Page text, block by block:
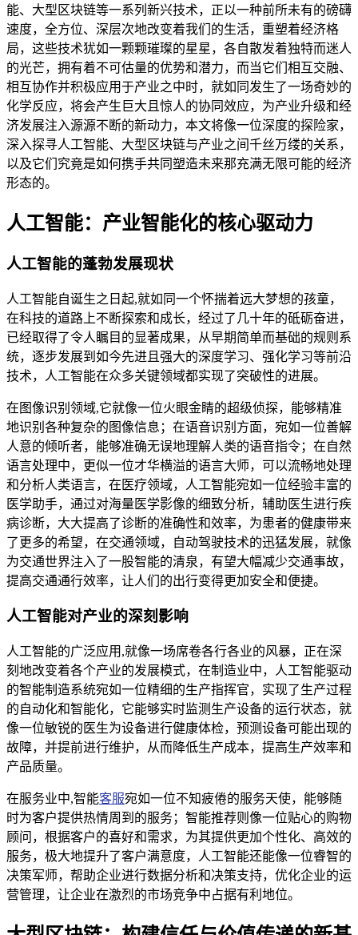
能、大型区块链等一系列新兴技术，正以一种前所未有的磅礴
速度，全方位、深层次地改变着我们的生活，重塑着经济格
局，这些技术犹如一颗颗璀璨的星星，各自散发着独特而迷人
的光芒，拥有着不可估量的优势和潜力，而当它们相互交融、
相互协作并积极应用于产业之中时，就如同发生了一场奇妙的
化学反应，将会产生巨大且惊人的协同效应，为产业升级和经
济发展注入源源不断的新动力，本文将像一位深度的探险家，
深入探寻人工智能、大型区块链与产业之间千丝万缕的关系，
以及它们究竟是如何携手共同塑造未来那充满无限可能的经济
形态的。
人工智能：产业智能化的核心驱动力
人工智能的蓬勃发展现状
人工智能自诞生之日起,就如同一个怀揣着远大梦想的孩童，
在科技的道路上不断探索和成长，经过了几十年的砥砺奋进，
已经取得了令人瞩目的显著成果，从早期简单而基础的规则系
统，逐步发展到如今先进且强大的深度学习、强化学习等前沿
技术，人工智能在众多关键领域都实现了突破性的进展。
在图像识别领域,它就像一位火眼金睛的超级侦探，能够精准
地识别各种复杂的图像信息；在语音识别方面，宛如一位善解
人意的倾听者，能够准确无误地理解人类的语音指令；在自然
语言处理中，更似一位才华横溢的语言大师，可以流畅地处理
和分析人类语言，在医疗领域，人工智能宛如一位经验丰富的
医学助手，通过对海量医学影像的细致分析，辅助医生进行疾
病诊断，大大提高了诊断的准确性和效率，为患者的健康带来
了更多的希望，在交通领域，自动驾驶技术的迅猛发展，就像
为交通世界注入了一股智能的清泉，有望大幅减少交通事故，
提高交通通行效率，让人们的出行变得更加安全和便捷。
人工智能对产业的深刻影响
人工智能的广泛应用,就像一场席卷各行各业的风暴，正在深
刻地改变着各个产业的发展模式，在制造业中，人工智能驱动
的智能制造系统宛如一位精细的生产指挥官，实现了生产过程
的自动化和智能化，它能够实时监测生产设备的运行状态，就
像一位敏锐的医生为设备进行健康体检，预测设备可能出现的
故障，并提前进行维护，从而降低生产成本，提高生产效率和
产品质量。
在服务业中,智能客服宛如一位不知疲倦的服务天使，能够随
时为客户提供热情周到的服务；智能推荐则像一位贴心的购物
顾问，根据客户的喜好和需求，为其提供更加个性化、高效的
服务，极大地提升了客户满意度，人工智能还能像一位睿智的
决策军师，帮助企业进行数据分析和决策支持，优化企业的运
营管理，让企业在激烈的市场竞争中占据有利地位。